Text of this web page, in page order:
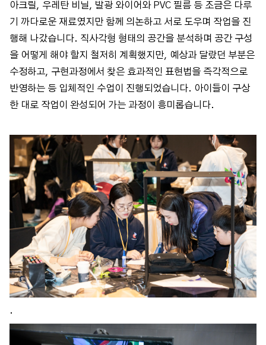
아크릴, 우레탄 비닐, 발광 와이어와 PVC 필름 등 조금은 다루
기 까다로운 재료였지만 함께 의논하고 서로 도우며 작업을 진
행해 나갔습니다. 직사각형 형태의 공간을 분석하며 공간 구성
을 어떻게 해야 할지 철저히 계획했지만, 예상과 달랐던 부분은
수정하고, 구현과정에서 찾은 효과적인 표현법을 즉각적으로
반영하는 등 입체적인 수업이 진행되었습니다. 아이들이 구상
한 대로 작업이 완성되어 가는 과정이 흥미롭습니다.
.